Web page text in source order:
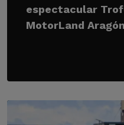
espectacular
MotorLand Aragón